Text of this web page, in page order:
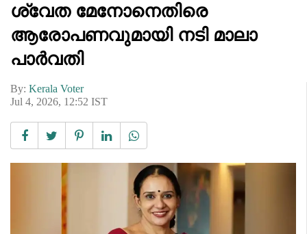
ശ്വേത മേനോനെതിരെ
ആരോപണവുമായി നടി മാലാ
പാര്‍വതി
By: Kerala Voter
Jul 4, 2026, 12:52 IST